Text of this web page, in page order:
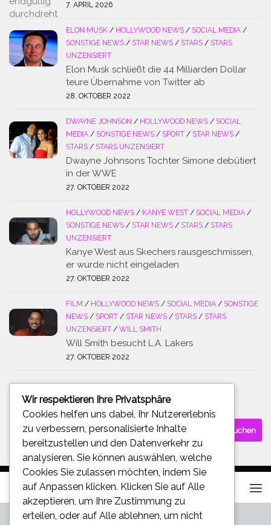
7. APRIL 2026
ELON MUSK / HOLLYWOOD NEWS / SOCIAL MEDIA /
SONSTIGE NEWS / STAR NEWS / STARS / STARS
UNZENSIERT
Elon Musk schließt die 44 Milliarden Dollar
teure Übernahme von Twitter ab
28. OKTOBER 2022
DWAYNE JOHNSON / HOLLYWOOD NEWS / SOCIAL
MEDIA / SONSTIGE NEWS / SPORT / STAR NEWS /
STARS / STARS UNZENSIERT
Dwayne Johnsons Tochter Simone debütiert
in der WWE
27. OKTOBER 2022
HOLLYWOOD NEWS / KANYE WEST / SOCIAL MEDIA /
SONSTIGE NEWS / STAR NEWS / STARS / STARS
UNZENSIERT
Kanye West aus Skechers rausgeschmissen,
er wurde nicht eingeladen
27. OKTOBER 2022
FILM / HOLLYWOOD NEWS / SOCIAL MEDIA / SONSTIGE
NEWS / SPORT / STAR NEWS / STARS / STARS
UNZENSIERT / WILL SMITH
Will Smith besucht L.A. Lakers
27. OKTOBER 2022
SUCHE
Suchen
nach:
Wir respektieren Ihre Privatsphäre
Cookies helfen uns dabei, Ihr Nutzererlebnis
zu verbessern, personalisierte Inhalte
bereitzustellen und den Datenverkehr zu
analysieren. Sie können auswählen, welche
Cookies Sie zulassen möchten, indem Sie
auf Anpassen klicken. Klicken Sie auf Alle
akzeptieren , um Ihre Zustimmung zu
erteilen, oder auf Alle ablehnen , um nicht